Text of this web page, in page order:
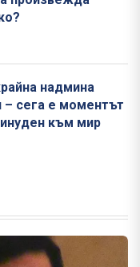
надмина
– сега е моментът
към мир